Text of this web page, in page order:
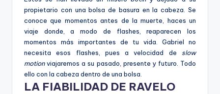
propietario con una bolsa de basura en la cabeza. Se
conoce que momentos antes de la muerte, haces un
viaje donde, a modo de flashes, reaparecen los
momentos más importantes de tu vida. Gabriel no
necesita esos flashes, pues a velocidad de slow
motionviajaremos a su pasado, presente y futuro. Todo
ello con la cabeza dentro de una bolsa.
LA FIABILIDAD DE RAVELO